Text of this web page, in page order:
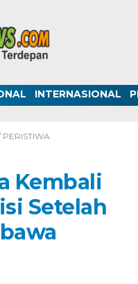
INTERNASIONAL
PERISTIWA
Kembali
Setelah